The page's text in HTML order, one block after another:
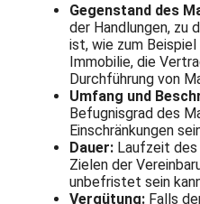
Gegenstand des
der Handlungen, zu
ist, wie zum
Immobilie, die
Durchführung von
Umfang und
Befugnisgrad des
Einschränkungen
Dauer: Laufzeit des
Zielen der
unbefristet sein
Vergütung: Falls